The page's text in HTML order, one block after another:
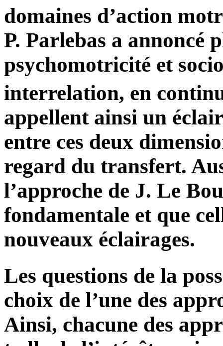
domaines d’action
P. Parlebas a annoncé
psychomotricité et
interrelation, en
appellent ainsi un
entre ces deux
regard du transfert.
l’approche de J. Le
fondamentale et que
nouveaux éclairages.
Les questions de la
choix de l’une des
Ainsi, chacune des